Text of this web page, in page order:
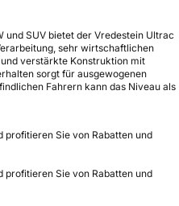
SUV bietet der Vredestein Ultrac
sehr wirtschaftlichen
verstärkte Konstruktion mit
sorgt für ausgewogenen
Fahrern kann das Niveau als
profitieren Sie von Rabatten und
profitieren Sie von Rabatten und